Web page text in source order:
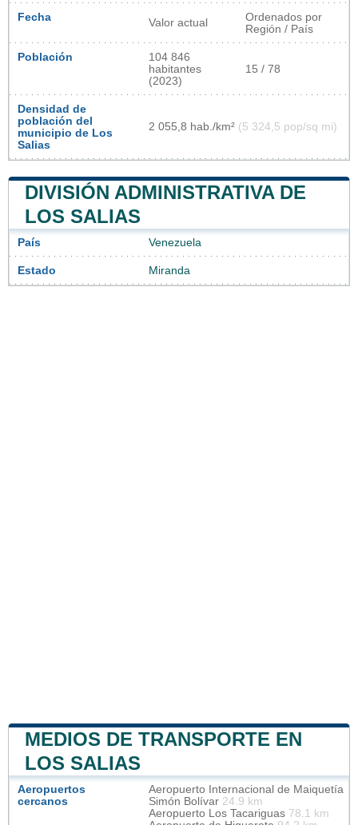
Fecha Valor actual
Ordenados por
Región / País
Población
104 846
habitantes
(2023)
15 / 78
Densidad de
población del
municipio de Los
Salias
2 055,8 hab./km² (5 324,5 pop/sq mi)
DIVISIÓN ADMINISTRATIVA DE
LOS SALIAS
País Venezuela
Estado Miranda
MEDIOS DE TRANSPORTE EN
LOS SALIAS
Aeropuertos
cercanos
Aeropuerto Internacional de Maiquetía
Simón Bolívar 24.9 km
Aeropuerto Los Tacariguas 78.1 km